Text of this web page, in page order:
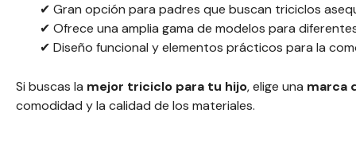
✔ Gran opción para padres que buscan triciclos
✔ Ofrece una amplia gama de modelos para
✔ Diseño funcional y elementos prácticos para la
Si buscas la mejor triciclo para tu hijo, elige una marca
comodidad y la calidad de los materiales.